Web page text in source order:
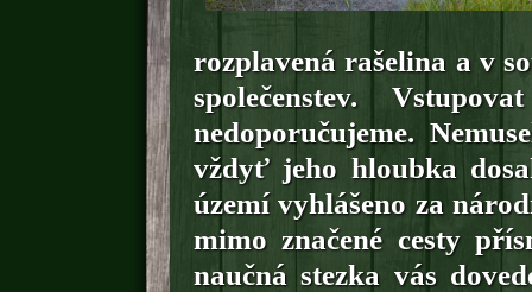
rozplavená rašelina a v
společenstev.
nedoporučujeme.
vždyť jeho hloubka
území vyhlášeno za
mimo značené cesty
naučná stezka vás